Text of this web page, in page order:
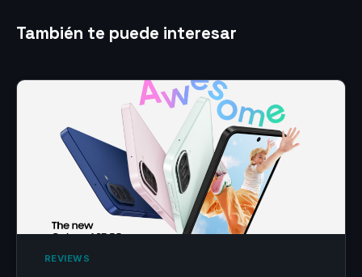
También te puede interesar
‎ REVIEWS‎